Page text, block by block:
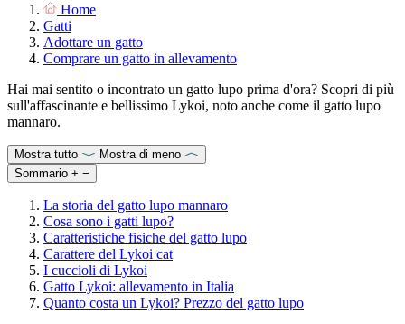
Home
Gatti
Adottare un gatto
Comprare un gatto in allevamento
Hai mai sentito o incontrato un gatto lupo prima d'ora? Scopri di più
sull'affascinante e bellissimo Lykoi, noto anche come il gatto lupo
mannaro.
Mostra tutto
Mostra di meno
Sommario + −
La storia del gatto lupo mannaro
Cosa sono i gatti lupo?
Caratteristiche fisiche del gatto lupo
Carattere del Lykoi cat
I cuccioli di Lykoi
Gatto Lykoi: allevamento in Italia
Quanto costa un Lykoi? Prezzo del gatto lupo